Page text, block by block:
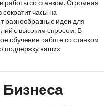
работы со станком. Огромная
сократит часы на
разнообразные идеи для
с высоким спросом. В
обучение работе со станком
поддержку наших